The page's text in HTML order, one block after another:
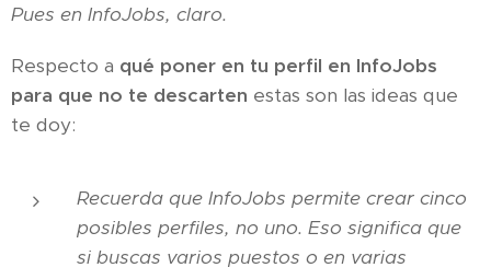
Pues en InfoJobs, claro.
Respecto a qué poner en tu perfil en InfoJobs
para que no te descarten estas son las ideas que
te doy:
Recuerda que InfoJobs permite crear cinco
posibles perfiles, no uno. Eso significa que
si buscas varios puestos o en varias